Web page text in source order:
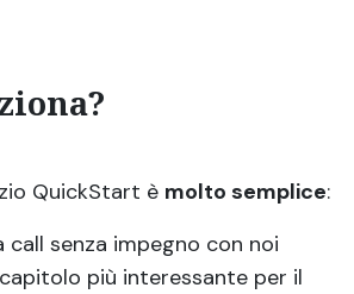
QuickStart è molto semplice:
call senza impegno con noi
più interessante per il